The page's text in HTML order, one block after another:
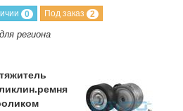
0 Под заказ 2
региона